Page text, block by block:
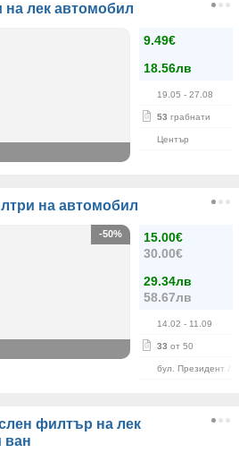
на лек автомобил
9.49€
18.56лв
19.05 - 27.08
53 грабнати
Център
на автомобил
15.00€
30.00€
29.34лв
58.67лв
14.02 - 11.09
33 от 50
бул. Президент
-50%
филтър на лек
ван